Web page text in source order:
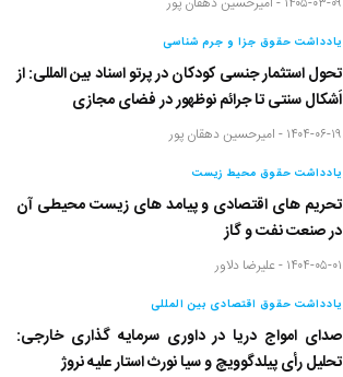
یادداشت حقوق جزا و جرم شناسی
تحول استثمار جنسی کودکان در پرتو اسناد بین المللی: از
اَشکال سنتی تا جرائم نوظهور در فضای مجازی
۱۴۰۴-۰۶-۱۹ - امیرحسین دهقان پور
یادداشت حقوق محیط زیست
تحریم های اقتصادی و پیامد های زیست محیطی آن
در صنعت نفت و گاز
۱۴۰۴-۰۵-۰۱ - علیرضا دلاور
یادداشت حقوق اقتصادی بین المللی
صدای امواج دریا در داوری سرمایه گذاری خارجی:
تحلیل رأی پیلدگوویچ و سیا نورث استار علیه نروژ